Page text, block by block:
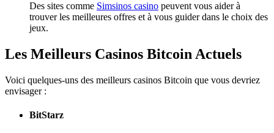
Des sites comme Simsinos casino peuvent vous aider à
trouver les meilleures offres et à vous guider dans le choix des
jeux.
Les Meilleurs Casinos Bitcoin Actuels
Voici quelques-uns des meilleurs casinos Bitcoin que vous devriez
envisager :
BitStarz